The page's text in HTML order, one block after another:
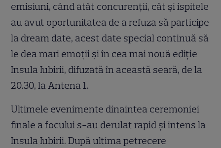
emisiuni, când atât concurenţii, cât şi ispitele
au avut oportunitatea de a refuza să participe
la dream date, acest date special continuă să
le dea mari emoţii şi în cea mai nouă ediţie
Insula Iubirii, difuzată în această seară, de la
20.30, la Antena 1.
Ultimele evenimente dinaintea ceremoniei
finale a focului s-au derulat rapid şi intens la
Insula Iubirii. După ultima petrecere